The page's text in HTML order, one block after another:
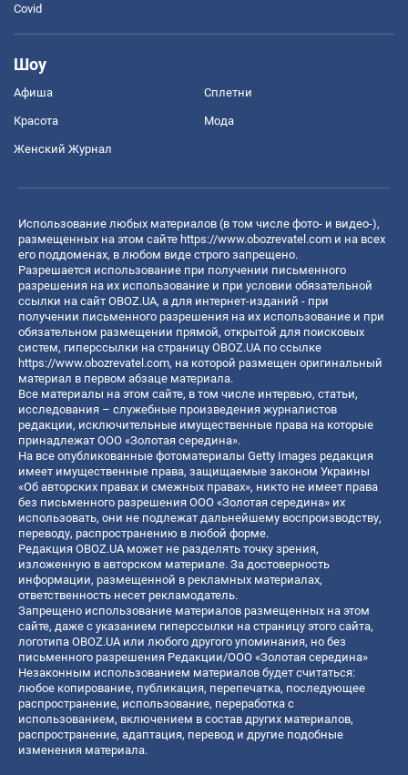
Covid
Шоу
Афиша Сплетни
Красота Мода
Женский Журнал
Использование любых материалов (в том числе фото- и видео-),
размещенных на этом сайте https://www.obozrevatel.com и на всех
его поддоменах, в любом виде строго запрещено.
Разрешается использование при получении письменного
разрешения на их использование и при условии обязательной
ссылки на сайт OBOZ.UA, а для интернет-изданий - при
получении письменного разрешения на их использование и при
обязательном размещении прямой, открытой для поисковых
систем, гиперссылки на страницу OBOZ.UA по ссылке
https://www.obozrevatel.com, на которой размещен оригинальный
материал в первом абзаце материала.
Все материалы на этом сайте, в том числе интервью, статьи,
исследования – служебные произведения журналистов
редакции, исключительные имущественные права на которые
принадлежат ООО «Золотая середина».
На все опубликованные фотоматериалы Getty Images редакция
имеет имущественные права, защищаемые законом Украины
«Об авторских правах и смежных правах», никто не имеет права
без письменного разрешения ООО «Золотая середина» их
использовать, они не подлежат дальнейшему воспроизводству,
переводу, распространению в любой форме.
Редакция OBOZ.UA может не разделять точку зрения,
изложенную в авторском материале. За достоверность
информации, размещенной в рекламных материалах,
ответственность несет рекламодатель.
Запрещено использование материалов размещенных на этом
сайте, даже с указанием гиперссылки на страницу этого сайта,
логотипа OBOZ.UA или любого другого упоминания, но без
письменного разрешения Редакции/ООО «Золотая середина»
Незаконным использованием материалов будет считаться:
любое копирование, публикация, перепечатка, последующее
распространение, использование, переработка с
использованием, включением в состав других материалов,
распространение, адаптация, перевод и другие подобные
изменения материала.